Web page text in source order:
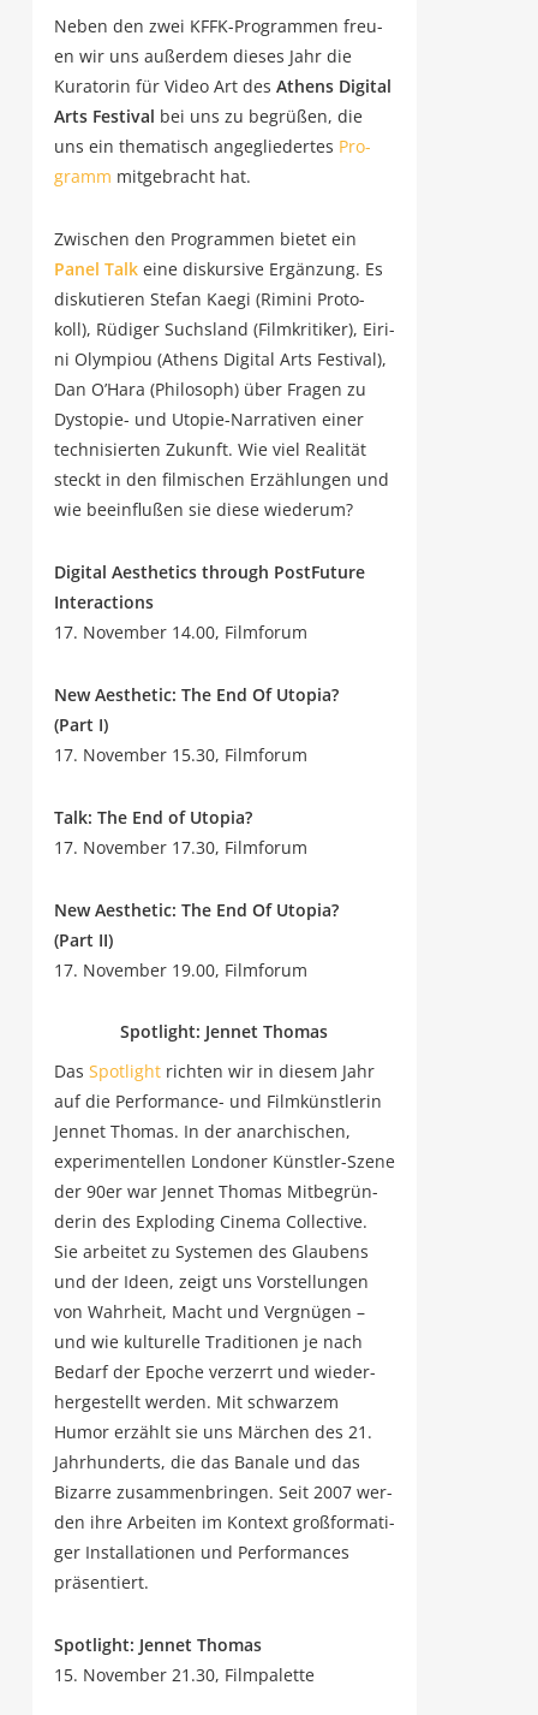
Neben den zwei KFFK-Pro­gram­men freu­
en wir uns außer­dem die­ses Jahr die
Kura­to­rin für Video Art des Athens Digi­tal
Arts Fes­ti­val bei uns zu begrü­ßen, die
uns ein the­ma­tisch ange­glie­der­tes Pro­
gramm mit­ge­bracht hat.
Zwi­schen den Pro­gram­men bie­tet ein
Panel Talkeine dis­kur­si­ve Ergän­zung. Es
dis­ku­tie­ren Ste­fan Kae­gi (Rimi­ni Pro­to­
koll), Rüdi­ger Suchs­land (Film­kri­ti­ker), Eiri­
ni Olym­piou (Athens Digi­tal Arts Fes­ti­val),
Dan O’Ha­ra (Phi­lo­soph) über Fra­gen zu
Dys­to­pie- und Uto­pie-Nar­ra­ti­ven einer
tech­ni­sier­ten Zukunft. Wie viel Rea­li­tät
steckt in den fil­mi­schen Erzäh­lun­gen und
wie beein­flu­ßen sie die­se wiederum?
Digi­tal Aes­the­tics through Post­Fu­ture
Interactions
17. Novem­ber 14.00, Filmforum
New Aes­the­tic: The End Of Uto­pia?
(Part I)
17. Novem­ber 15.30, Filmforum
Talk: The End of Utopia?
17. Novem­ber 17.30, Filmforum
New Aes­the­tic: The End Of Uto­pia?
(Part II)
17. Novem­ber 19.00, Filmforum
Spot­light: Jen­net Thomas
Das Spot­lightrich­ten wir in die­sem Jahr
auf die Per­for­mance- und Film­künst­le­rin
Jen­net Tho­mas. In der anar­chi­schen,
expe­ri­men­tel­len Lon­do­ner Künst­ler-Sze­ne
der 90er war Jen­net Tho­mas Mit­be­grün­
de­rin des Explo­ding Cine­ma Coll­ec­ti­ve.
Sie arbei­tet zu Sys­te­men des Glau­bens
und der Ideen, zeigt uns Vor­stel­lun­gen
von Wahr­heit, Macht und Ver­gnü­gen –
und wie kul­tu­rel­le Tra­di­tio­nen je nach
Bedarf der Epo­che ver­zerrt und wie­der­
her­ge­stellt wer­den. Mit schwar­zem
Humor erzählt sie uns Mär­chen des 21.
Jahr­hun­derts, die das Bana­le und das
Bizar­re zusam­men­brin­gen. Seit 2007 wer­
den ihre Arbei­ten im Kon­text groß­for­ma­ti­
ger Instal­la­tio­nen und Per­for­man­ces
präsentiert.
Spot­light: Jen­net Thomas
15. Novem­ber 21.30, Filmpalette